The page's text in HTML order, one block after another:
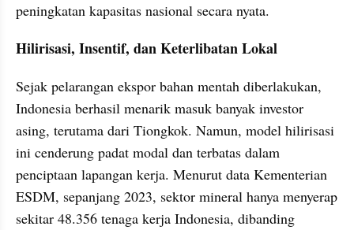
peningkatan kapasitas nasional secara nyata.
Hilirisasi, Insentif, dan Keterlibatan Lokal
Sejak pelarangan ekspor bahan mentah diberlakukan,
Indonesia berhasil menarik masuk banyak investor
asing, terutama dari Tiongkok. Namun, model hilirisasi
ini cenderung padat modal dan terbatas dalam
penciptaan lapangan kerja. Menurut data Kementerian
ESDM, sepanjang 2023, sektor mineral hanya menyerap
sekitar 48.356 tenaga kerja Indonesia, dibanding